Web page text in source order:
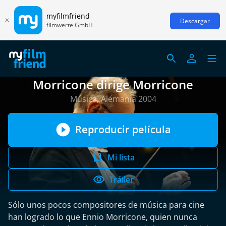
myfilmfriend
filmwerte GmbH Descargar
Morricone dirige Morricone
Música, Alemania 2004
Reproducir película
Mi lista
Tráiler
Sólo unos pocos compositores de música para cine
han logrado lo que Ennio Morricone, quien nunca